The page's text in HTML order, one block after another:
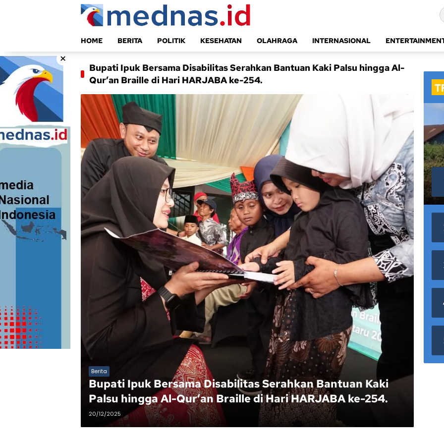
HOME BERITA POLITIK KESEHATAN OLAHRAGA INTERNASIONAL
×
Bupati Ipuk Bersama Disabilitas Serahkan Bantuan Kaki Palsu hingga Al-
Qur’an Braille di Hari HARJABA ke-254.
Berita
Bupati Ipuk Bersama Disabilitas Serahkan Bantuan Kaki
Palsu hingga Al-Qur’an Braille di Hari HARJABA ke-254.
20/12/2025